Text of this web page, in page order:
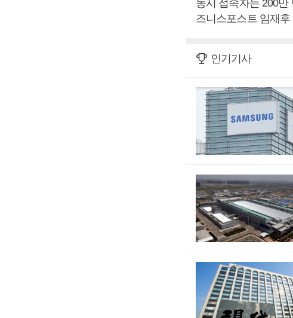
동시 접속자는 200만
즈니스포스트 임재후
인기기사